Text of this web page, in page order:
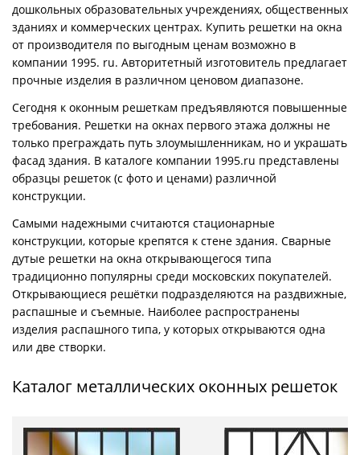
дошкольных образовательных учреждениях, общественных
зданиях и коммерческих центрах. Купить решетки на окна
от производителя по выгодным ценам возможно в
компании 1995. ru. Авторитетный изготовитель предлагает
прочные изделия в различном ценовом диапазоне.
Сегодня к оконным решеткам предъявляются повышенные
требования. Решетки на окнах первого этажа должны не
только преграждать путь злоумышленникам, но и украшать
фасад здания. В каталоге компании 1995.ru представлены
образцы решеток (с фото и ценами) различной
конструкции.
Самыми надежными считаются стационарные
конструкции, которые крепятся к стене здания. Сварные
дутые решетки на окна открывающегося типа
традиционно популярны среди московских покупателей.
Открывающиеся решётки подразделяются на раздвижные,
распашные и съемные. Наиболее распространены
изделия распашного типа, у которых открываются одна
или две створки.
Каталог металлических оконных решеток